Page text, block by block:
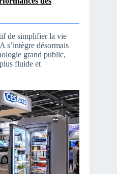
de simplifier la vie
s’intègre désormais
grand public,
fluide et